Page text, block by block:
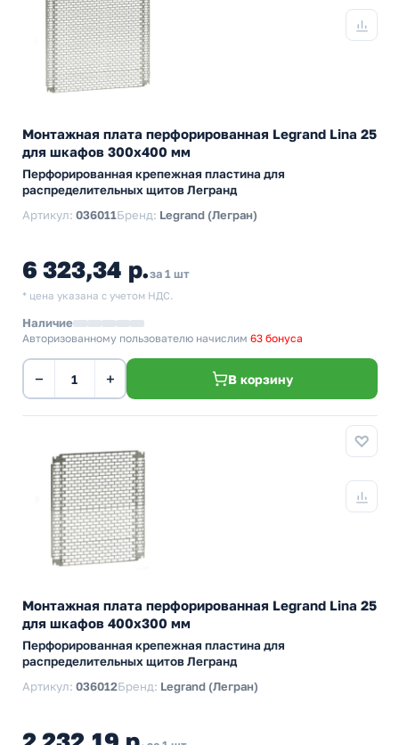
Монтажная плата перфорированная Legrand Lina 25
для шкафов 300х400 мм
Перфорированная крепежная пластина для
распределительных щитов Легранд
Артикул: 036011Бренд: Legrand (Легран)
6 323,34 р.за 1 шт
* цена указана с учетом НДС.
Наличие
Авторизованному пользователю начислим 63 бонуса
− + В корзину
Монтажная плата перфорированная Legrand Lina 25
для шкафов 400х300 мм
Перфорированная крепежная пластина для
распределительных щитов Легранд
Артикул: 036012Бренд: Legrand (Легран)